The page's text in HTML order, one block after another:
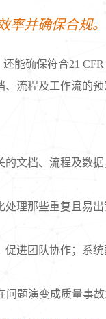
率并确保合规。
能确保符合21
流程及工作流的
文档、流程及数
理那些重复且易出
进团队协作；系
题演变成质量事